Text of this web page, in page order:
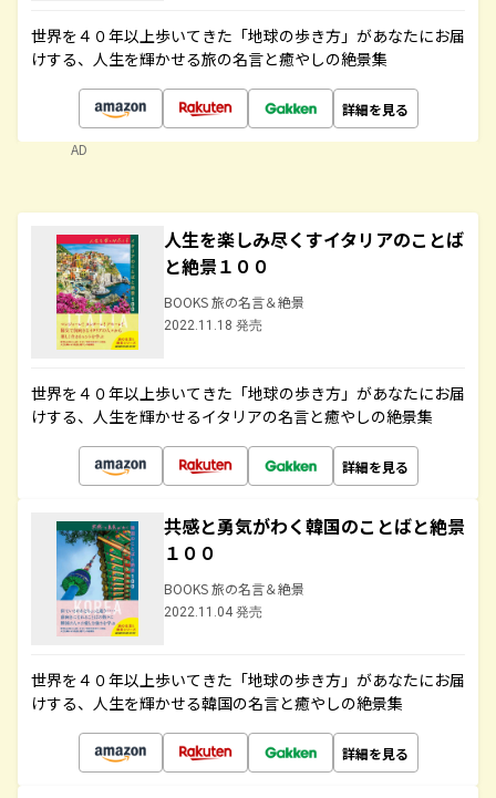
世界を４０年以上歩いてきた「地球の歩き方」があなたにお届
けする、人生を輝かせる旅の名言と癒やしの絶景集
詳細を見る
AD
人生を楽しみ尽くすイタリアのことば
と絶景１００
BOOKS 旅の名言＆絶景
2022.11.18 発売
世界を４０年以上歩いてきた「地球の歩き方」があなたにお届
けする、人生を輝かせるイタリアの名言と癒やしの絶景集
詳細を見る
共感と勇気がわく韓国のことばと絶景
１００
BOOKS 旅の名言＆絶景
2022.11.04 発売
世界を４０年以上歩いてきた「地球の歩き方」があなたにお届
けする、人生を輝かせる韓国の名言と癒やしの絶景集
詳細を見る